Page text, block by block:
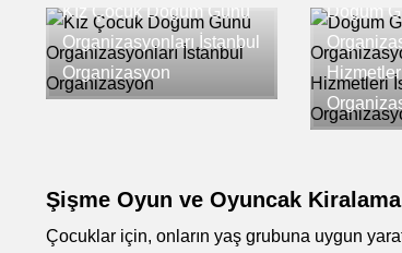
Kız Çocuk Doğum Günü
Organizasyonları İstanbul
Organizasyon
Doğum
Şişme Oyun ve Oyuncak
Çocuklar için, onların yaş grubuna uygun